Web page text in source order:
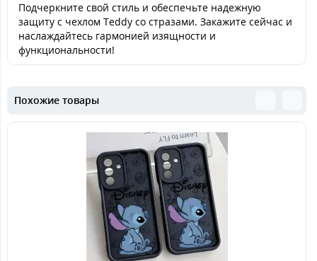
Подчеркните свой стиль и обеспечьте надежную
защиту с чехлом Teddy со стразами. Закажите сейчас и
наслаждайтесь гармонией изящности и
функциональности!
Похожие товары